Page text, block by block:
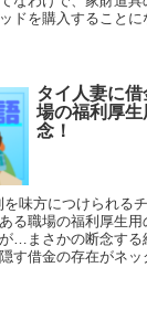
ドを購入することに
タイ人妻に
場の福利厚
念！
味方につけられる
る職場の福利厚生
…まさかの断念する
す借金の存在がネッ